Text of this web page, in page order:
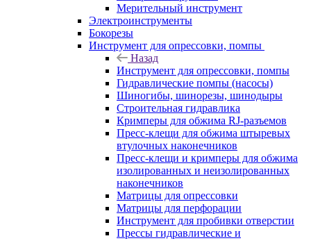
Мерительный инструмент
Электроинструменты
Бокорезы
Инструмент для опрессовки, помпы
Назад
Инструмент для опрессовки, помпы
Гидравлические помпы (насосы)
Шиногибы, шинорезы, шинодыры
Строительная гидравлика
Кримперы для обжима RJ-разъемов
Пресс-клещи для обжима штыревых
втулочных наконечников
Пресс-клещи и кримперы для обжима
изолированных и неизолированных
наконечников
Матрицы для опрессовки
Матрицы для перфорации
Инструмент для пробивки отверстии
Прессы гидравлические и